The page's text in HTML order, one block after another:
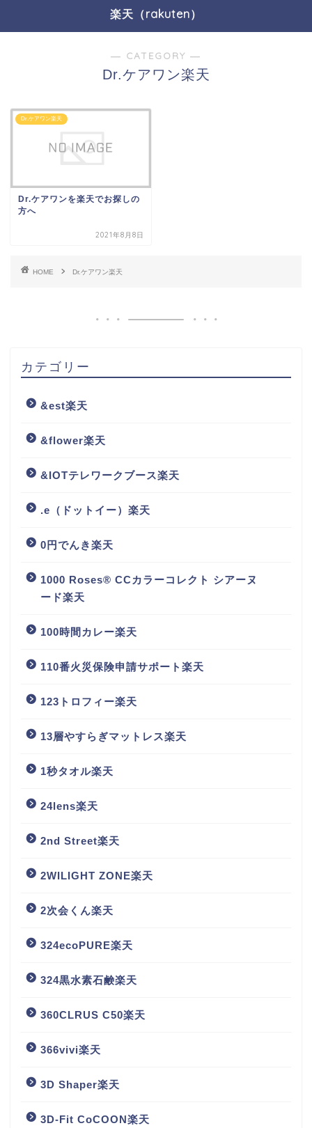
楽天（rakuten）
― CATEGORY ―
Dr.ケアワン楽天
Dr.ケアワン楽天
Dr.ケアワンを楽天でお探しの
方へ
2021年8月8日
HOME Dr.ケアワン楽天
カテゴリー
&est楽天
&flower楽天
&IOTテレワークブース楽天
.e（ドットイー）楽天
0円でんき楽天
1000 Roses® CCカラーコレクト シアーヌ
ード楽天
100時間カレー楽天
110番火災保険申請サポート楽天
123トロフィー楽天
13層やすらぎマットレス楽天
1秒タオル楽天
24lens楽天
2nd Street楽天
2WILIGHT ZONE楽天
2次会くん楽天
324ecoPURE楽天
324黒水素石鹸楽天
360CLRUS C50楽天
366vivi楽天
3D Shaper楽天
3D-Fit CoCOON楽天